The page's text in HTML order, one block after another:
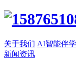
关于我们 AI智能伴学
新闻资讯